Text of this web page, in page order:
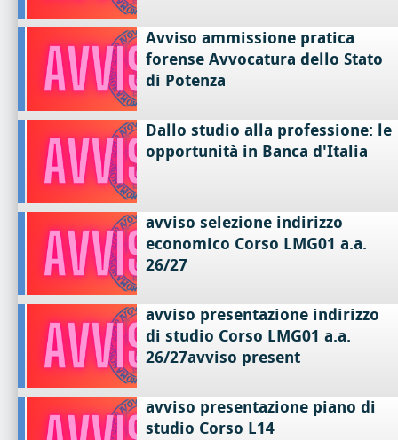
Avviso ammissione pratica
forense Avvocatura dello Stato
di Potenza
Dallo studio alla professione: le
opportunità in Banca d'Italia
avviso selezione indirizzo
economico Corso LMG01 a.a.
26/27
avviso presentazione indirizzo
di studio Corso LMG01 a.a.
26/27avviso present
avviso presentazione piano di
studio Corso L14